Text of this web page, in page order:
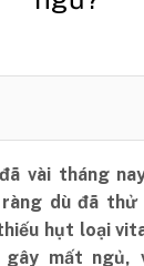
vài tháng
dù đã thử
hụt loại
gây mất